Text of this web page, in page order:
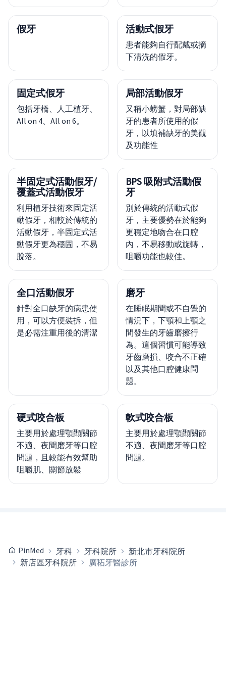
假牙 活動式假牙
患者能夠自行配戴或摘
下清洗的假牙。
固定式假牙
包括牙橋、人工植牙、
All on 4、All on 6。
局部活動假牙
又稱小螃蟹，對局部缺
牙的患者所使用的假
牙，以填補缺牙的美觀
及功能性
半固定式活動假牙/
覆蓋式活動假牙
利用植牙技術來固定活
動假牙，相較於傳統的
活動假牙，半固定式活
動假牙更為穩固，不易
脫落。
BPS 吸附式活動假
牙
別於傳統的活動式假
牙，主要優勢在於能夠
更穩定地吻合在口腔
內，不易移動或旋轉，
咀嚼功能也較佳。
全口活動假牙
針對全口缺牙的病患使
用，可以方便裝拆，但
是必需注重用後的清潔
磨牙
在睡眠期間或不自覺的
情況下，下顎和上顎之
間發生的牙齒磨擦行
為。這個習慣可能導致
牙齒磨損、咬合不正確
以及其他口腔健康問
題。
硬式咬合板
主要用於處理顎顳關節
不適、夜間磨牙等口腔
問題，且較能有效幫助
咀嚼肌、關節放鬆
軟式咬合板
主要用於處理顎顳關節
不適、夜間磨牙等口腔
問題。
PinMed 牙科 牙科院所
新北市牙科院所
新店區牙科院所
廣䄷牙醫診所